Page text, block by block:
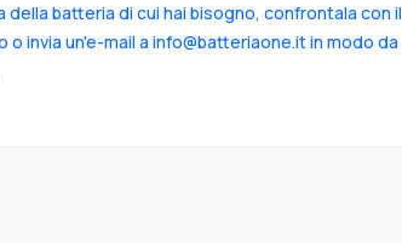
della batteria di cui hai bisogno, confrontala con il
invia un'e-mail a info@batteriaone.it in modo da